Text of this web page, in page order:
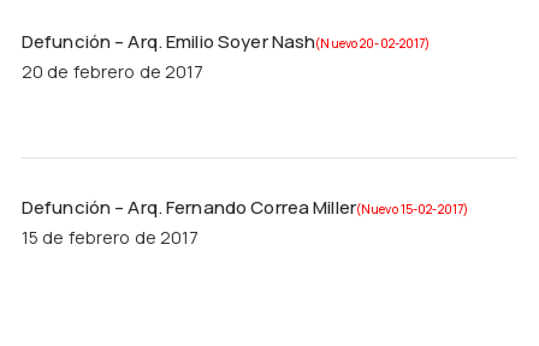
Defunción – Arq. Emilio Soyer Nash(Nuevo 20-02-2017)
20 de febrero de 2017
Defunción – Arq. Fernando Correa Miller(Nuevo 15-02-2017)
15 de febrero de 2017